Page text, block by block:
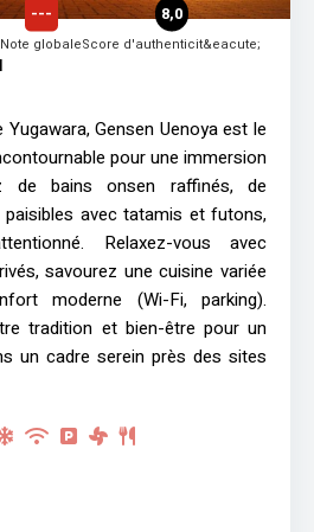
---
Note globale
8,0
Score d'authenticit&eacute;
Gensen Uenoya est le
pour une immersion
de bains onsen raffinés, de
avec tatamis et futons,
Relaxez-vous avec
savourez une cuisine variée
moderne (Wi-Fi, parking).
tradition et bien-être pour un
un cadre serein près des sites